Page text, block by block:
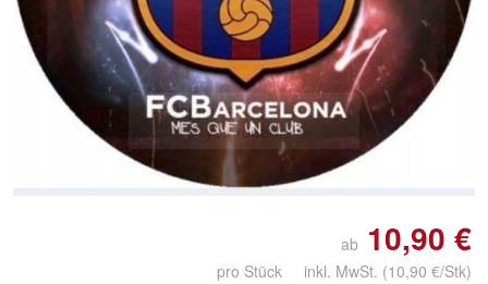
Doppelt antippen zum
vergrößern
ab 10,90 €
pro Stück inkl. MwSt. (10,90 €/Stk)